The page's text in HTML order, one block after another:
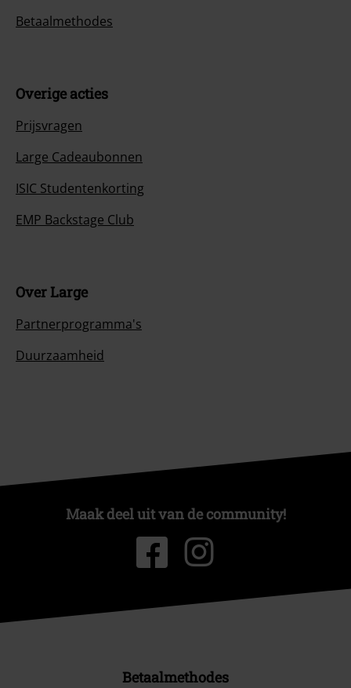
Betaalmethodes
Overige acties
Prijsvragen
Large Cadeaubonnen
ISIC Studentenkorting
EMP Backstage Club
Over Large
Partnerprogramma's
Duurzaamheid
Maak deel uit van de community!
Betaalmethodes